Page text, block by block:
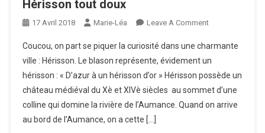
Hérisson tout doux
17 Avril 2018 Marie-Léa Leave A CommentOn
Tout
Doux
Coucou, on part se piquer la curiosité dans une charmante
ville : Hérisson. Le blason représente, évidement un
hérisson : « D’azur à un hérisson d’or » Hérisson possède un
château médiéval du Xè et XIVè siècles au sommet d’une
colline qui domine la rivière de l’Aumance. Quand on arrive
au bord de l’Aumance, on a cette […]